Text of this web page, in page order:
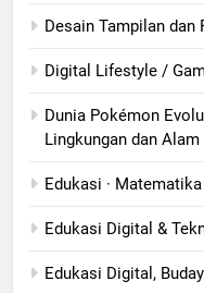
Desain Tampilan dan
Digital Lifestyle /
Dunia Pokémon
Lingkungan dan
Edukasi ·
Edukasi Digital &
Edukasi Digital,